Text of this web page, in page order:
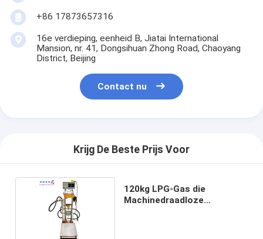
+86 17873657316
16e verdieping, eenheid B, Jiatai International
Mansion, nr. 41, Dongsihuan Zhong Road, Chaoyang
District, Beijing
Contact nu
Krijg De Beste Prijs Voor
120kg LPG-Gas die
Machinedraadloze